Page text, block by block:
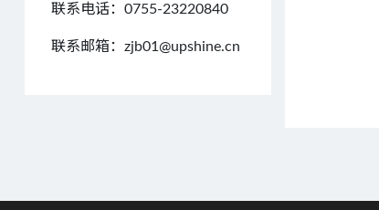
联系电话：0755-23220840
联系邮箱：zjb01@upshine.cn